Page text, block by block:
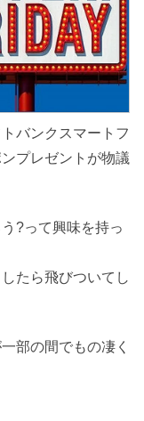
バンクスマートフ
プレゼントが物議
?って興味を持っ
たら飛びついてし
部の間でもの凄く